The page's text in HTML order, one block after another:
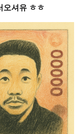
오셔유 ㅎㅎ